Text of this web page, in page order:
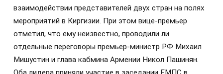
взаимодействии представителей двух стран на полях
мероприятий в Киргизии. При этом вице-премьер
отметил, что ему неизвестно, проводили ли
отдельные переговоры премьер-министр РФ Михаил
Мишустин и глава кабмина Армении Никол Пашинян.